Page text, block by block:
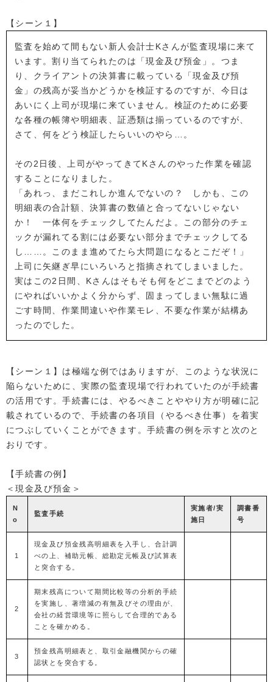
【シーン１】
監査を始めて間もない新人会計士Kさんが監査現場に来て
います。割り当てられたのは「現金及び預金」。つま
り、クライアントの決算書に載っている「現金及び預
金」の残高が妥当かどうかを検証するのですが、今日は
あいにく上司が現場に来ていません。検証のために必要
な各種の帳簿や明細表、証憑類は揃っているのですが、
さて、何をどう検証したらいいのやら…。
その2日後、上司がやってきてKさんのやった作業を確認
することになりました。
「あれっ、まだこれしか進んでないの？ しかも、この
明細表の合計額、決算書の数値と合ってないじゃない
か！ 一体何をチェックしてたんだよ。この部分のチェ
ックが漏れてる割には必要ない部分までチェックしてる
し……。このまま進めてたら大問題になるとこだぞ！」
上司に矢継ぎ早にいろいろと指摘されてしまいました。
実はこの2日間、Kさんはそもそも何をどこまでどのよう
にやればいいかよく分からず、固まってしまい無駄に過
ごす時間、作業間違いや作業モレ、不要な作業が結構あ
ったのでした。
【シーン１】は極端な例ではありますが、このような状況に
陥らないために、実際の監査現場で行われていたのが手続書
の活用です。手続書には、やるべきことややり方が明確に記
載されているので、手続書の各項目（やるべき仕事）を着実
につぶしていくことができます。手続書の例を示すと次のと
おりです。
【手続書の例】
＜現金及び預金＞
N
o
監査手続
実施者/実
施日
調書番
号
1
現金及び預金残高明細表を入手し、合計調
べの上、補助元帳、総勘定元帳及び試算表
と突合する。
2
期末残高について期間比較等の分析的手続
を実施し、著増減の有無及びその理由が、
会社の経営環境等に照らして合理的である
ことを確かめる。
3
預金残高明細表と、取引金融機関からの確
認状とを突合する。